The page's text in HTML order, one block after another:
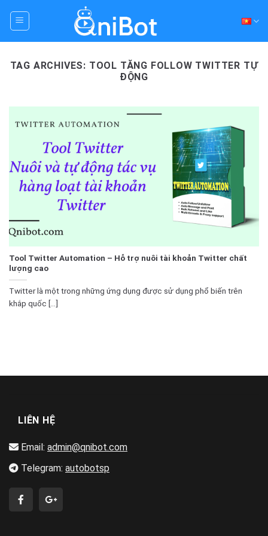
TAG ARCHIVES: TOOL TĂNG FOLLOW TWITTER TỰ
ĐỘNG
Tool Twitter Automation – Hỗ trợ nuôi tài khoản Twitter chất
lượng cao
Twitter là một trong những ứng dụng được sử dụng phổ biến trên
khắp quốc [...]
LIÊN HỆ
Email: admin@qnibot.com
Telegram: autobotsp